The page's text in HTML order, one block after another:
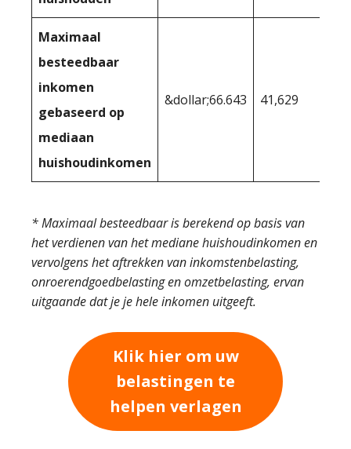
Maximaal
besteedbaar
inkomen
gebaseerd op
mediaan
huishoudinkomen
&dollar;66.643 41,629
* Maximaal besteedbaar is berekend op basis van
het verdienen van het mediane huishoudinkomen en
vervolgens het aftrekken van inkomstenbelasting,
onroerendgoedbelasting en omzetbelasting, ervan
uitgaande dat je je hele inkomen uitgeeft.
Klik hier om uw
belastingen te
helpen verlagen